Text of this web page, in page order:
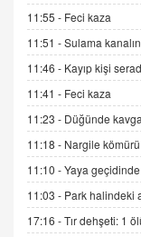
ADEM
Esed
DR.
11:55 - Feci kaza
11:51 -Sulama
11:46 - Kayıp kişi
11:41 - Feci kaza
11:23 - Düğünde
11:18 - Nargile
11:10 -Yaya
11:03 - Park halindeki
17:16 -Tır dehşeti: 1